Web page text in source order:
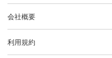
会社概要
利用規約